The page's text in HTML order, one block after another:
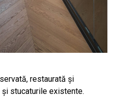
restaurată și
stucaturile existente.